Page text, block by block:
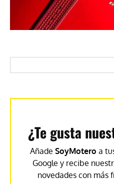
¿Te gusta
Añade SoyMotero a
Google y recibe
novedades con más